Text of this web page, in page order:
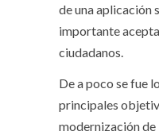
de una aplicación
importante
ciudadanos.
De a poco se fue
principales
modernización de